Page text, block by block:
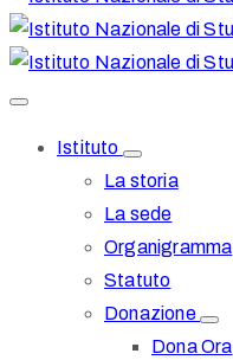
Istituto
La storia
La sede
Organigramma
Statuto
Donazione
Dona Ora